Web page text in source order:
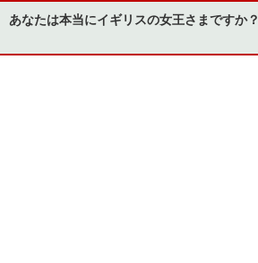
あなたは本当にイギリスの女王さまですか？